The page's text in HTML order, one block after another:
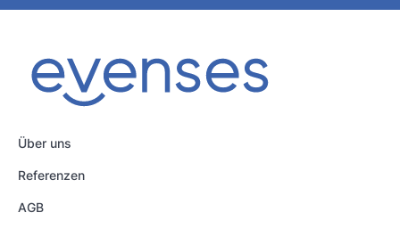
Über uns
Referenzen
AGB